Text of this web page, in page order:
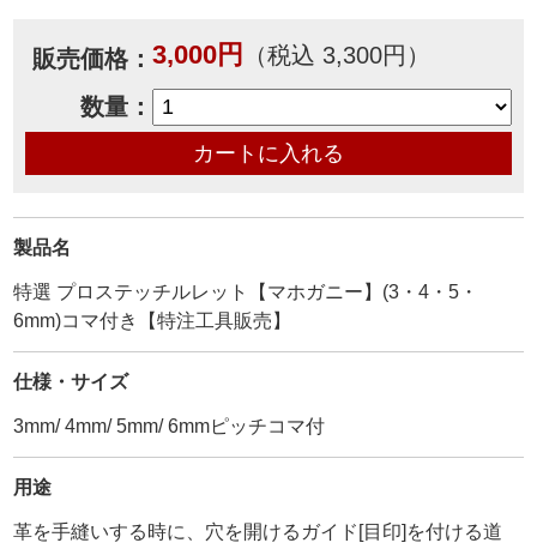
販売価格： 3,000円
（税込 3,300円）
数量：
製品名
特選 プロステッチルレット【マホガニー】(3・4・5・
6mm)コマ付き【特注工具販売】
仕様・サイズ
3mm/ 4mm/ 5mm/ 6mmピッチコマ付
用途
革を手縫いする時に、穴を開けるガイド[目印]を付ける道